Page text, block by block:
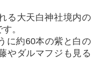
る大天白神社境内の
。
に約60本の紫と白の
やダルマフジも見る